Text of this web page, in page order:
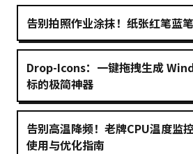
告别拍照作业涂抹！纸张红笔蓝
Drop-Icons：一键拖拽生成
标的极简神器
告别高温降频！老牌CPU温度监
使用与优化指南